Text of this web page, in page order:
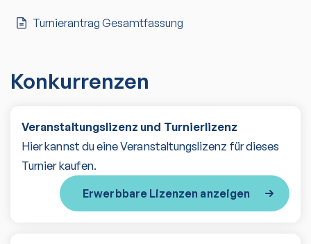
Turnierantrag Gesamtfassung
Konkurrenzen
Veranstaltungslizenz und Turnierlizenz
Hier kannst du eine Veranstaltungslizenz für dieses
Turnier kaufen.
Erwerbbare Lizenzen anzeigen